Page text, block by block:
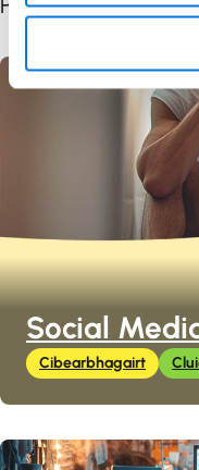
Social
Cibearbhagairt